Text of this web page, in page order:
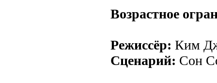
Возрастное
Режиссёр: Ким
Сценарий: Сон